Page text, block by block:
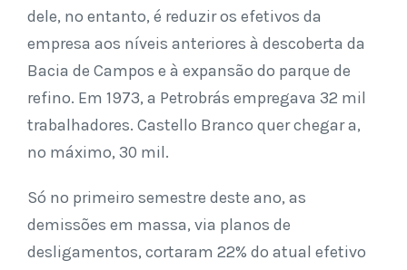
dele, no entanto, é reduzir os efetivos da
empresa aos níveis anteriores à descoberta da
Bacia de Campos e à expansão do parque de
refino. Em 1973, a Petrobrás empregava 32 mil
trabalhadores. Castello Branco quer chegar a,
no máximo, 30 mil.
Só no primeiro semestre deste ano, as
demissões em massa, via planos de
desligamentos, cortaram 22% do atual efetivo